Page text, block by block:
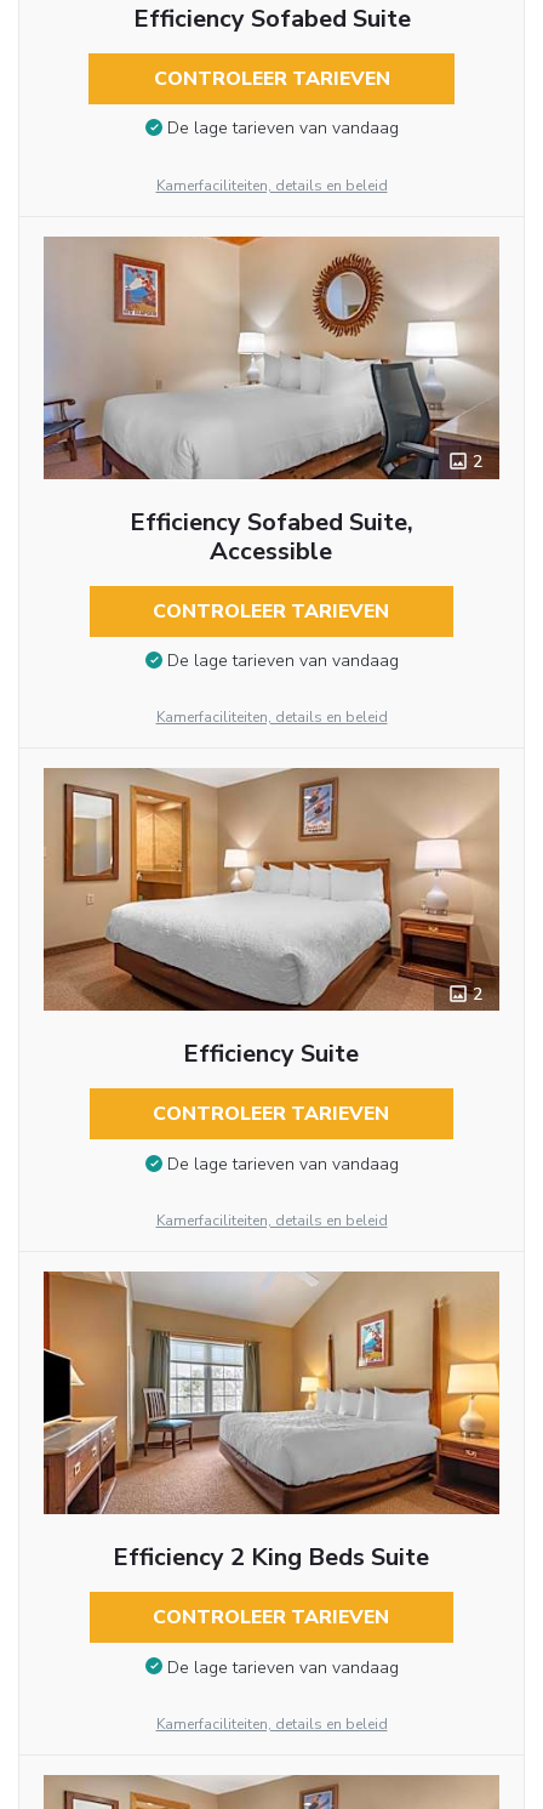
Efficiency Sofabed Suite
CONTROLEER TARIEVEN
De lage tarieven van vandaag
Kamerfaciliteiten, details en beleid
2
Efficiency Sofabed Suite,
Accessible
CONTROLEER TARIEVEN
De lage tarieven van vandaag
Kamerfaciliteiten, details en beleid
2
Efficiency Suite
CONTROLEER TARIEVEN
De lage tarieven van vandaag
Kamerfaciliteiten, details en beleid
Efficiency 2 King Beds Suite
CONTROLEER TARIEVEN
De lage tarieven van vandaag
Kamerfaciliteiten, details en beleid